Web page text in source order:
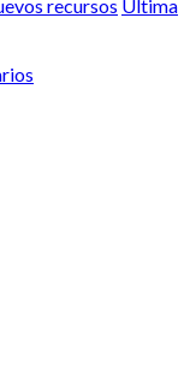
recursos Última